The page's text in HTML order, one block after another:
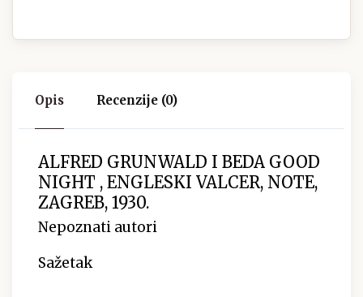
Opis Recenzije (0)
ALFRED GRUNWALD I BEDA GOOD
NIGHT , ENGLESKI VALCER, NOTE,
ZAGREB, 1930.
Nepoznati autori
Sažetak